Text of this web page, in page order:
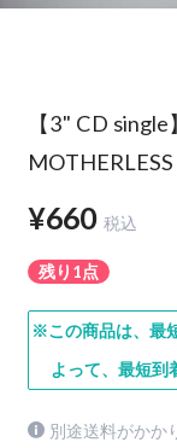
【3" CD
¥660 税込
残り1点
※この商品は、最
よって、最短到
別途送料がかか